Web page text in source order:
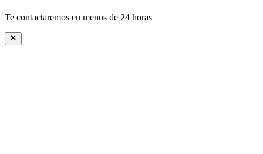
Te contactaremos en menos de 24 horas